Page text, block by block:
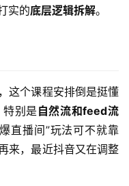
实的底层逻辑拆解。
这个课程安排倒是挺懂
别是 自然流和feed流
直播间”玩法可不就靠
来，最近抖音又在调整